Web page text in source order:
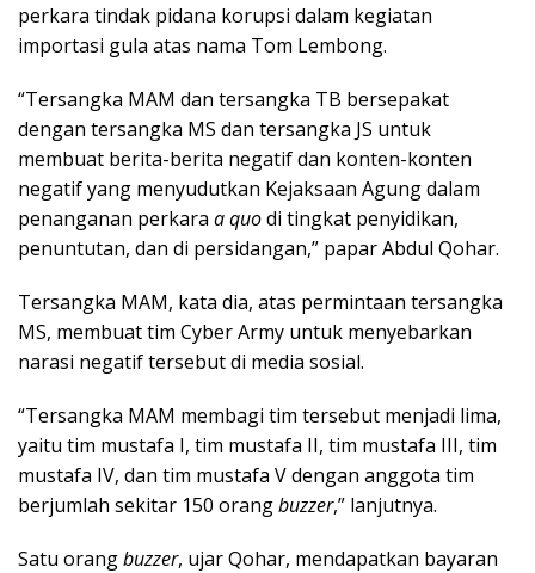
perkara tindak pidana korupsi dalam kegiatan
importasi gula atas nama Tom Lembong.
“Tersangka MAM dan tersangka TB bersepakat
dengan tersangka MS dan tersangka JS untuk
membuat berita-berita negatif dan konten-konten
negatif yang menyudutkan Kejaksaan Agung dalam
penanganan perkara a quodi tingkat penyidikan,
penuntutan, dan di persidangan,” papar Abdul Qohar.
Tersangka MAM, kata dia, atas permintaan tersangka
MS, membuat tim Cyber Army untuk menyebarkan
narasi negatif tersebut di media sosial.
“Tersangka MAM membagi tim tersebut menjadi lima,
yaitu tim mustafa I, tim mustafa II, tim mustafa III, tim
mustafa IV, dan tim mustafa V dengan anggota tim
berjumlah sekitar 150 orangbuzzer,” lanjutnya.
Satu orangbuzzer, ujar Qohar, mendapatkan bayaran